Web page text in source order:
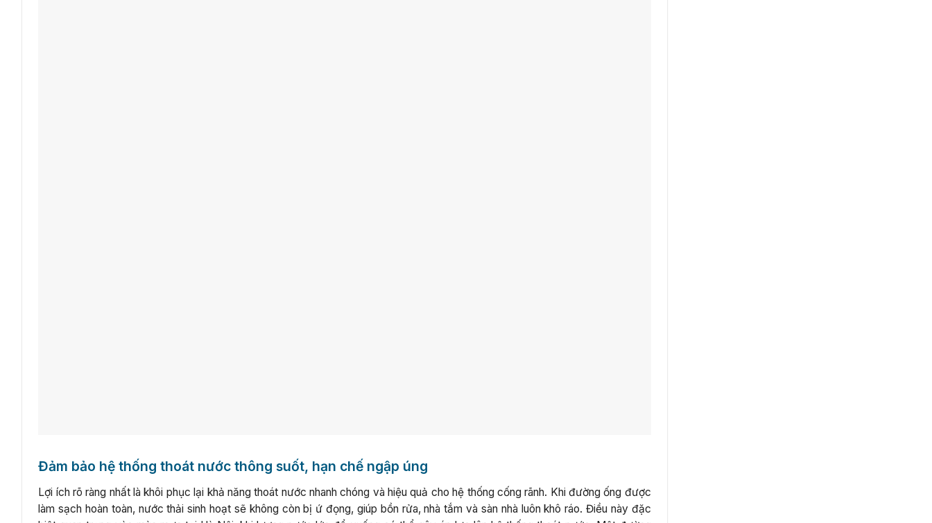
Đảm bảo hệ thống thoát nước thông suốt, hạn chế ngập úng
Lợi ích rõ ràng nhất là khôi phục lại khả năng thoát nước nhanh chóng và hiệu quả cho hệ thống cống rãnh. Khi đường ống được
làm sạch hoàn toàn, nước thải sinh hoạt sẽ không còn bị ứ đọng, giúp bồn rửa, nhà tắm và sàn nhà luôn khô ráo. Điều này đặc